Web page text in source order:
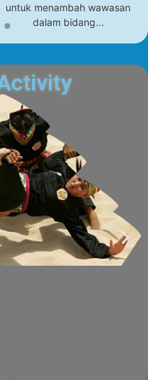
untuk menambah wawasan
dalam bidang...